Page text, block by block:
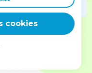
fixaient les regards
d’un ange.
Pour vous procurer
cookies